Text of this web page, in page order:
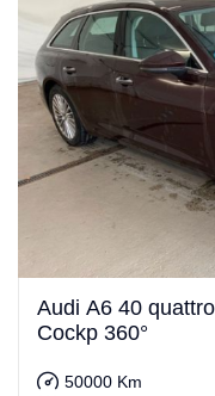
Audi A6 40
Cockp 360°
50000 Km